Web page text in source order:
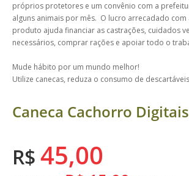
próprios protetores e um convênio com a
alguns animais por mês. O lucro arrecadado com
produto ajuda financiar as castrações, cuidados
necessários, comprar rações e apoiar todo o
Mude hábito por um mundo melhor!
Utilize canecas, reduza o consumo de
Caneca Cachorro Digitais
R$ 45,00